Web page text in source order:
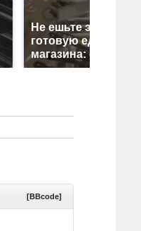
Не ешьте эту
готовую еду из
магазина: список
[BBcode]